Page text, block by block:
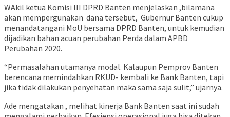
WAkil ketua Komisi III DPRD Banten menjelaskan ,bilamana
akan mempergunakan dana tersebut, Gubernur Banten cukup
menandatangani MoU bersama DPRD Banten, untuk kemudian
dijadikan bahan acuan perubahan Perda dalam APBD
Perubahan 2020.
“Permasalahan utamanya modal. Kalaupun Pemprov Banten
berencana memindahkan RKUD- kembali ke Bank Banten, tapi
jika tidak dilakukan penyehatan maka sama saja sulit,” ujarnya.
Ade mengatakan , melihat kinerja Bank Banten saat ini sudah